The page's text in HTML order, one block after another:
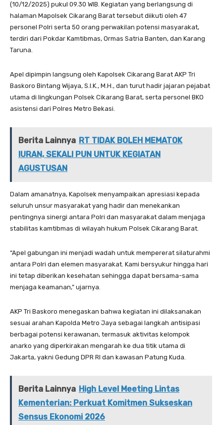
(10/12/2025) pukul 09.30 WIB. Kegiatan yang berlangsung di
halaman Mapolsek Cikarang Barat tersebut diikuti oleh 47
personel Polri serta 50 orang perwakilan potensi masyarakat,
terdiri dari Pokdar Kamtibmas, Ormas Satria Banten, dan Karang
Taruna.
Apel dipimpin langsung oleh Kapolsek Cikarang Barat AKP Tri
Baskoro Bintang Wijaya, S.I.K., M.H., dan turut hadir jajaran pejabat
utama di lingkungan Polsek Cikarang Barat, serta personel BKO
asistensi dari Polres Metro Bekasi.
Berita Lainnya RT TIDAK BOLEH MEMATOK
IURAN, SEKALI PUN UNTUK KEGIATAN
AGUSTUSAN
Dalam amanatnya, Kapolsek menyampaikan apresiasi kepada
seluruh unsur masyarakat yang hadir dan menekankan
pentingnya sinergi antara Polri dan masyarakat dalam menjaga
stabilitas kamtibmas di wilayah hukum Polsek Cikarang Barat.
“Apel gabungan ini menjadi wadah untuk mempererat silaturahmi
antara Polri dan elemen masyarakat. Kami bersyukur hingga hari
ini tetap diberikan kesehatan sehingga dapat bersama-sama
menjaga keamanan,” ujarnya.
AKP Tri Baskoro menegaskan bahwa kegiatan ini dilaksanakan
sesuai arahan Kapolda Metro Jaya sebagai langkah antisipasi
berbagai potensi kerawanan, termasuk aktivitas kelompok
anarko yang diperkirakan mengarah ke dua titik utama di
Jakarta, yakni Gedung DPR RI dan kawasan Patung Kuda.
Berita Lainnya High Level Meeting Lintas
Kementerian: Perkuat Komitmen Sukseskan
Sensus Ekonomi 2026